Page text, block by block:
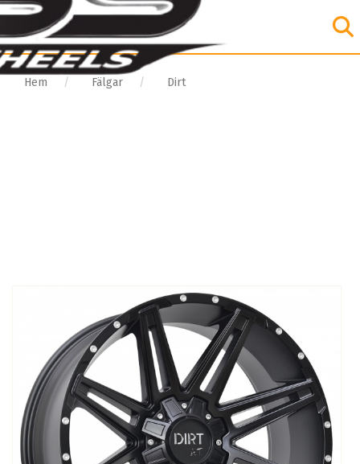
Hem Fälgar Dirt